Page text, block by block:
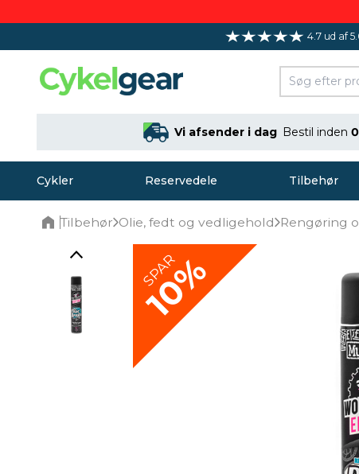
4.7 ud af
Vi afsender i dag Bestil inden
Cykler Reservedele Tilbehør
Tilbehør Olie, fedt og vedligehold Rengøring
SPAR
10%